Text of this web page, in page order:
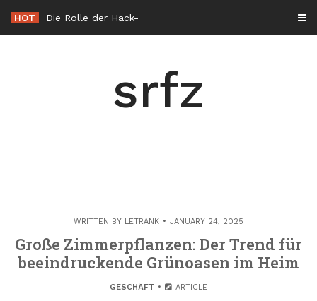
content
HOT
srfz
WRITTEN BY LETRANK JANUARY 24, 2025
Große Zimmerpflanzen: Der Trend für
beeindruckende Grünoasen im Heim
GESCHÄFT ARTICLE